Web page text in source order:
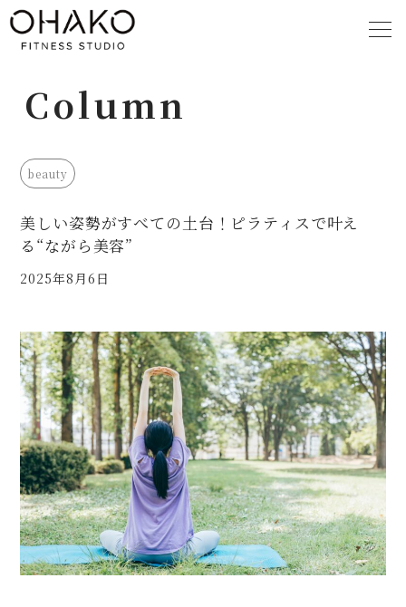
Column
beauty
美しい姿勢がすべての土台！ピラティスで叶え
る“ながら美容”
2025年8月6日
Home
ホーム
Column
Price
よくある質問